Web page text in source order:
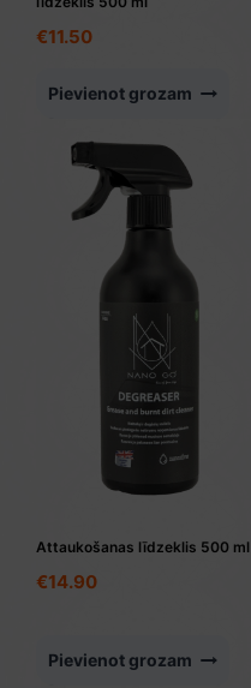
€11.50
Pievienot grozam
Attaukošanas līdzeklis 500 ml
€14.90
Pievienot grozam